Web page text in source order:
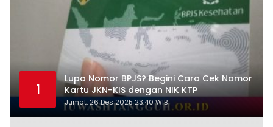
1
Lupa Nomor BPJS? Begini Cara Cek Nomor
Kartu JKN-KIS dengan NIK KTP
Jumat, 26 Des 2025 23:40 WIB